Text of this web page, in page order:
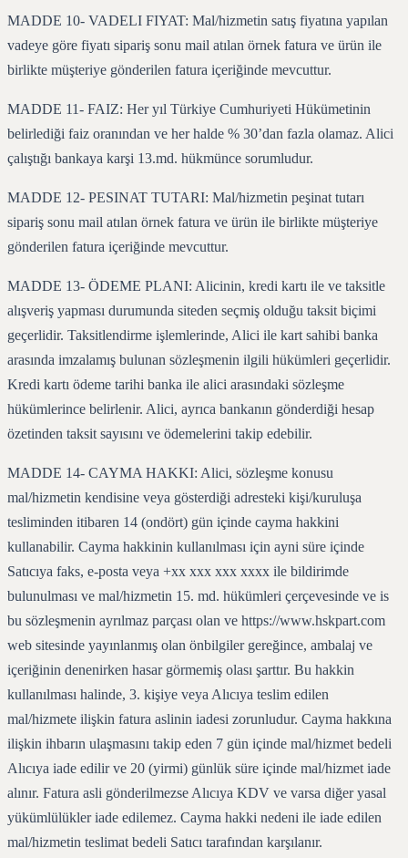
MADDE 10- VADELI FIYAT: Mal/hizmetin satış fiyatına yapılan
vadeye göre fiyatı sipariş sonu mail atılan örnek fatura ve ürün ile
birlikte müşteriye gönderilen fatura içeriğinde mevcuttur.
MADDE 11- FAIZ: Her yıl Türkiye Cumhuriyeti Hükümetinin
belirlediği faiz oranından ve her halde % 30’dan fazla olamaz. Alici
çalıştığı bankaya karşi 13.md. hükmünce sorumludur.
MADDE 12- PESINAT TUTARI: Mal/hizmetin peşinat tutarı
sipariş sonu mail atılan örnek fatura ve ürün ile birlikte müşteriye
gönderilen fatura içeriğinde mevcuttur.
MADDE 13- ÖDEME PLANI: Alicinin, kredi kartı ile ve taksitle
alışveriş yapması durumunda siteden seçmiş olduğu taksit biçimi
geçerlidir. Taksitlendirme işlemlerinde, Alici ile kart sahibi banka
arasında imzalamış bulunan sözleşmenin ilgili hükümleri geçerlidir.
Kredi kartı ödeme tarihi banka ile alici arasındaki sözleşme
hükümlerince belirlenir. Alici, ayrıca bankanın gönderdiği hesap
özetinden taksit sayısını ve ödemelerini takip edebilir.
MADDE 14- CAYMA HAKKI: Alici, sözleşme konusu
mal/hizmetin kendisine veya gösterdiği adresteki kişi/kuruluşa
tesliminden itibaren 14 (ondört) gün içinde cayma hakkini
kullanabilir. Cayma hakkinin kullanılması için ayni süre içinde
Satıcıya faks, e-posta veya +xx xxx xxx xxxx ile bildirimde
bulunulması ve mal/hizmetin 15. md. hükümleri çerçevesinde ve is
bu sözleşmenin ayrılmaz parçası olan ve https://www.hskpart.com
web sitesinde yayınlanmış olan önbilgiler gereğince, ambalaj ve
içeriğinin denenirken hasar görmemiş olası şarttır. Bu hakkin
kullanılması halinde, 3. kişiye veya Alıcıya teslim edilen
mal/hizmete ilişkin fatura aslinin iadesi zorunludur. Cayma hakkına
ilişkin ihbarın ulaşmasını takip eden 7 gün içinde mal/hizmet bedeli
Alıcıya iade edilir ve 20 (yirmi) günlük süre içinde mal/hizmet iade
alınır. Fatura asli gönderilmezse Alıcıya KDV ve varsa diğer yasal
yükümlülükler iade edilemez. Cayma hakki nedeni ile iade edilen
mal/hizmetin teslimat bedeli Satıcı tarafından karşılanır.